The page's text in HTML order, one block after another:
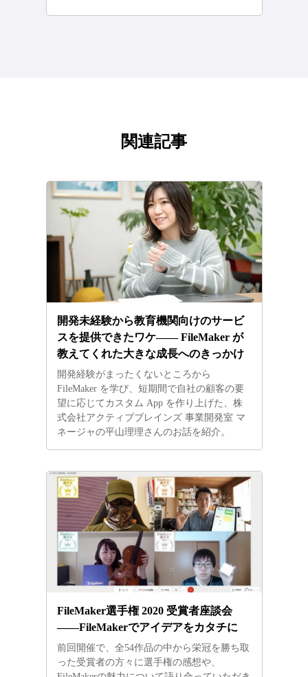
関連記事
開発未経験から教育機関向けのサービ
スを提供できたワケ—— FileMaker が
教えてくれた大きな成長へのきっかけ
開発経験がまったくないところから
FileMaker を学び、短期間で自社の顧客の要
望に応じてカスタム App を作り上げた、株
式会社アクティブブレインズ 事業開発室 マ
ネージャの平山理理さんのお話を紹介。
FileMaker選手権 2020 受賞者座談会
――FileMakerでアイデアをカタチに
前回開催で、全54作品の中から栄冠を勝ち取
った受賞者の方々に選手権の感想や、